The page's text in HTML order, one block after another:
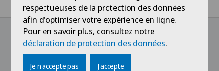
@Suivez notre actualité
respectueuses de la protection des données
afin d'optimiser votre expérience en ligne.
Pour en savoir plus, consultez notre
déclaration de protection des données.
Je n'accepte pas J'accepte